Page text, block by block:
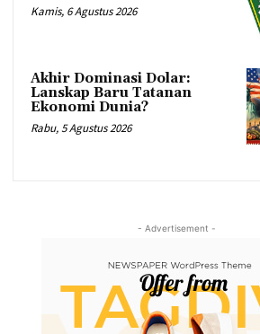
Kamis, 6 Agustus 2026
Akhir Dominasi Dolar:
Lanskap Baru Tatanan
Ekonomi Dunia?
Rabu, 5 Agustus 2026
- Advertisement -